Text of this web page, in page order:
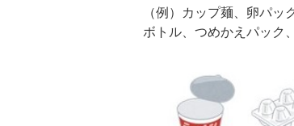
（例）カップ麺、卵パ
ボトル、つめかえパック